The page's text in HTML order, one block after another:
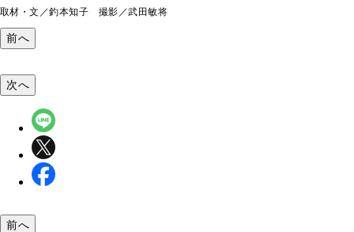
取材・文／釣本知子 撮影／武田敏将
前へ
次へ
前へ